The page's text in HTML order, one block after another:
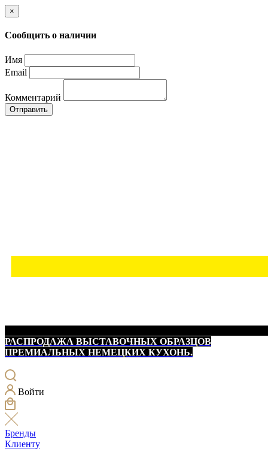
×
Сообщить о наличии
Имя
Email
Комментарий
Отправить
РАСПРОДАЖА ВЫСТАВОЧНЫХ ОБРАЗЦОВ
ПРЕМИАЛЬНЫХ НЕМЕЦКИХ КУХОНЬ.
Войти
Бренды
Клиенту